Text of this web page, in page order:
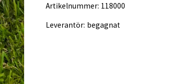
Artikelnummer: 118000
Leverantör: begagnat